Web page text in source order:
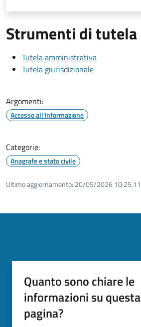
Strumenti di tutela
Tutela amministrativa
Tutela giurisdizionale
Argomenti:
Accesso all'informazione
Categorie:
Anagrafe e stato civile
Ultimo aggiornamento: 20/05/2026 10:25.11
Quanto sono chiare le
informazioni su questa
pagina?